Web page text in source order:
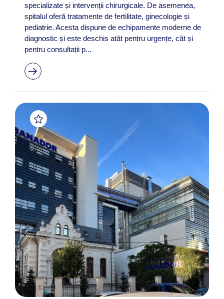
specializate și intervenții chirurgicale. De asemenea,
spitalul oferă tratamente de fertilitate, ginecologie și
pediatrie. Acesta dispune de echipamente moderne de
diagnostic și este deschis atât pentru urgențe, cât și
pentru consultații p...